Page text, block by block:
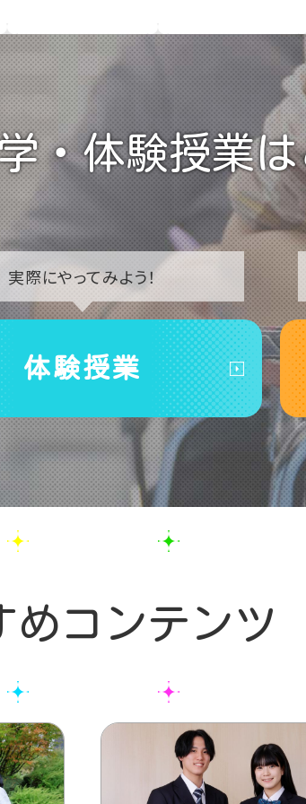
・体験授業
実際にやってみよう！
体験授業
めコンテンツ